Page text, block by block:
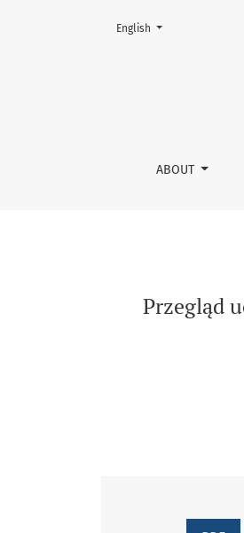
Przegląd uchwał
ABOUT
Change the language.
English
Przegląd